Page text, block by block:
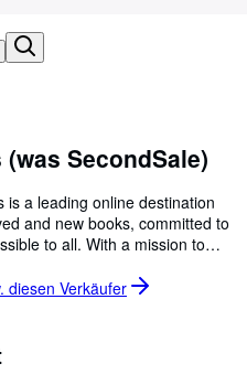
SecondSale)
is a leading online destination
and new books, committed to
to all. With a mission to
books  giving both new and
for cash, helping to keep
As a Certified B
diesen Verkäufer